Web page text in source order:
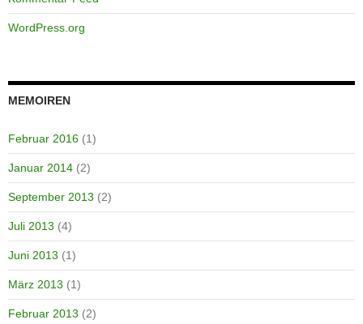
WordPress.org
MEMOIREN
Februar 2016 (1)
Januar 2014 (2)
September 2013 (2)
Juli 2013 (4)
Juni 2013 (1)
März 2013 (1)
Februar 2013 (2)